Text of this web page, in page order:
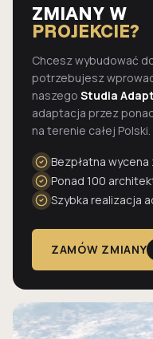
ZMIANY W
PROJEKCIE?
Chcesz wybudować
potrzebujesz
naszego Studia
adaptacja przez
na terenie całej Polski.
Bezpłatna wycena
Ponad 100
Szybka realizacja
ZAMÓW ZMIANY